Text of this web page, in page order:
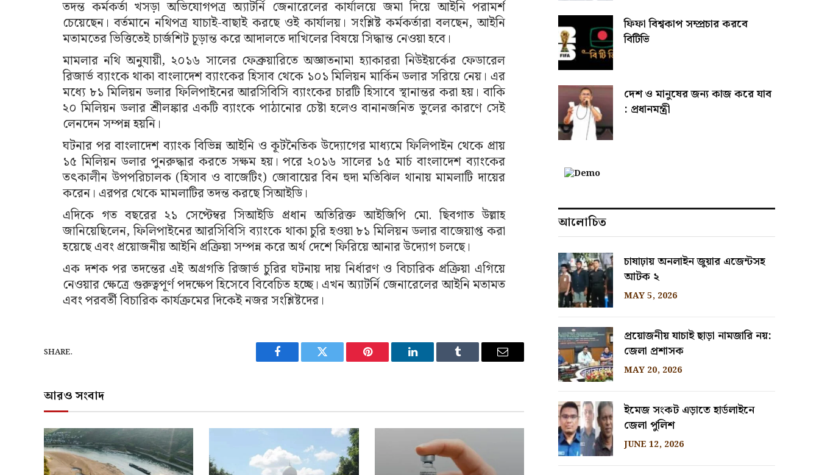
তদন্ত কর্মকর্তা খসড়া অভিযোগপত্র অ্যাটর্নি জেনারেলের কার্যালয়ে জমা দিয়ে আইনি পরামর্শ
চেয়েছেন। বর্তমানে নথিপত্র যাচাই-বাছাই করছে ওই কার্যালয়। সংশ্লিষ্ট কর্মকর্তারা বলছেন, আইনি
মতামতের ভিত্তিতেই চার্জশিট চূড়ান্ত করে আদালতে দাখিলের বিষয়ে সিদ্ধান্ত নেওয়া হবে।
মামলার নথি অনুযায়ী, ২০১৬ সালের ফেব্রুয়ারিতে অজ্ঞাতনামা হ্যাকাররা নিউইয়র্কের ফেডারেল
রিজার্ভ ব্যাংকে থাকা বাংলাদেশ ব্যাংকের হিসাব থেকে ১০১ মিলিয়ন মার্কিন ডলার সরিয়ে নেয়। এর
মধ্যে ৮১ মিলিয়ন ডলার ফিলিপাইনের আরসিবিসি ব্যাংকের চারটি হিসাবে স্থানান্তর করা হয়। বাকি
২০ মিলিয়ন ডলার শ্রীলঙ্কার একটি ব্যাংকে পাঠানোর চেষ্টা হলেও বানানজনিত ভুলের কারণে সেই
লেনদেন সম্পন্ন হয়নি।
ঘটনার পর বাংলাদেশ ব্যাংক বিভিন্ন আইনি ও কূটনৈতিক উদ্যোগের মাধ্যমে ফিলিপাইন থেকে প্রায়
১৫ মিলিয়ন ডলার পুনরুদ্ধার করতে সক্ষম হয়। পরে ২০১৬ সালের ১৫ মার্চ বাংলাদেশ ব্যাংকের
তৎকালীন উপপরিচালক (হিসাব ও বাজেটিং) জোবায়ের বিন হুদা মতিঝিল থানায় মামলাটি দায়ের
করেন। এরপর থেকে মামলাটির তদন্ত করছে সিআইডি।
এদিকে গত বছরের ২১ সেপ্টেম্বর সিআইডি প্রধান অতিরিক্ত আইজিপি মো. ছিবগাত উল্লাহ
জানিয়েছিলেন, ফিলিপাইনের আরসিবিসি ব্যাংকে থাকা চুরি হওয়া ৮১ মিলিয়ন ডলার বাজেয়াপ্ত করা
হয়েছে এবং প্রয়োজনীয় আইনি প্রক্রিয়া সম্পন্ন করে অর্থ দেশে ফিরিয়ে আনার উদ্যোগ চলছে।
এক দশক পর তদন্তের এই অগ্রগতি রিজার্ভ চুরির ঘটনায় দায় নির্ধারণ ও বিচারিক প্রক্রিয়া এগিয়ে
নেওয়ার ক্ষেত্রে গুরুত্বপূর্ণ পদক্ষেপ হিসেবে বিবেচিত হচ্ছে। এখন অ্যাটর্নি জেনারেলের আইনি মতামত
এবং পরবর্তী বিচারিক কার্যক্রমের দিকেই নজর সংশ্লিষ্টদের।
SHARE.
Facebook Twitter Pinterest LinkedIn Tumblr Email
আরও সংবাদ
ফিফা বিশ্বকাপ সম্প্রচার করবে
বিটিভি
দেশ ও মানুষের জন্য কাজ করে যাব
: প্রধানমন্ত্রী
আলোচিত
চাষাঢ়ায় অনলাইন জুয়ার এজেন্টসহ
আটক ২
MAY 5, 2026
প্রয়োজনীয় যাচাই ছাড়া নামজারি নয়:
জেলা প্রশাসক
MAY 20, 2026
ইমেজ সংকট এড়াতে হার্ডলাইনে
জেলা পুলিশ
JUNE 12, 2026